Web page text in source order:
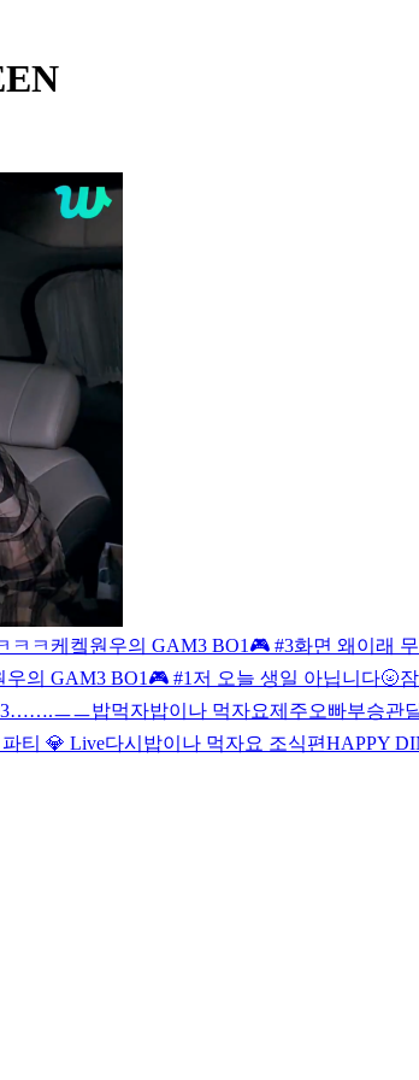
ㅋㅋ케켘원우의 GAM3 BO1🎮 #3화면 왜이래
우의 GAM3 BO1🎮 #1 저 오늘 생일 아닙니다🌝
3…….ㅡㅡ밥먹자밥이나 먹자요제주오빠부승관
티 💎 Live다시 밥이나 먹자요 조식편HAPPY